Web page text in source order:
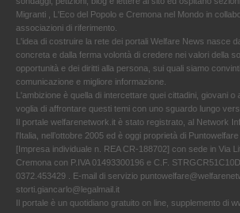
Migranti , L'Eco del Popolo e Cremona nel Mondo in
associazioni di riferimento.
L'idea di costruire la rete dei portali Welfare News nasce
concreta e dalla ferma volontà di credere nei valori della
opportunità e dei diritti alla persona, sui quali siamo
comunicazione e migliore informazione.
L'ambizione è quella di intercettare quei cittadini, giovani o
voglia di affrontare questi temi con uno sguardo lungo
Il portale welfarenetwork.it è stato registrato, al Network
l'Italia, nell’ottobre 2005 ed è oggi proprietà di
[Impresa individuale n. REA CR-188702] con sede in Via
Cremona con P.IVA 01493300196 e C.F.
0372.453429 . E-mail di servizio
storti.giancarlo@legalmail.it
Il portale è un quotidiano gratuito on line, supplemento di